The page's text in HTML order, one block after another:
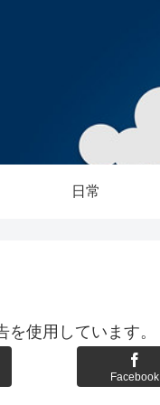
日常
使用しています。
Facebook